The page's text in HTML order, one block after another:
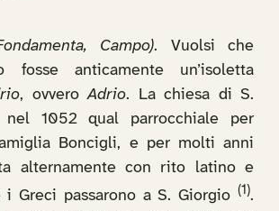
Campo). Vuolsi che
fosse anticamente un’isoletta
, ovveroAdrio. La chiesa di S.
nel 1052 qual parrocchiale per
Boncigli, e per molti anni
alternamente con rito latino e
Greci passarono a S. Giorgio (1).